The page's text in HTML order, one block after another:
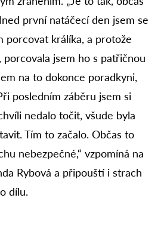
první natáčecí den jsem se
porcovat králíka, a protože
porcovala jsem ho s patřičnou
na to dokonce poradkyni,
posledním záběru jsem si
nedalo točit, všude byla
Tím to začalo. Občas to
nebezpečné,“ vzpomíná na
Rybová a připouští i strach
dílu.